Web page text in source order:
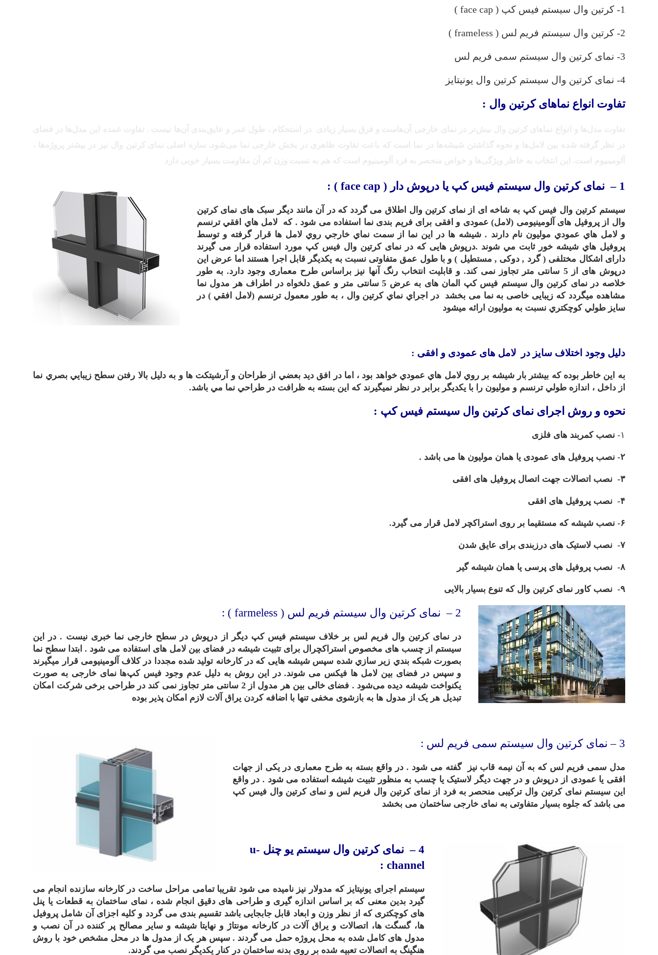
1- کرتین وال سیستم فیس کپ ( face cap )
2- کرتین وال سیستم فریم لس ( frameless )
3- نمای کرتین وال سیستم سمی فریم لس
4- نمای کرتین وال سیستم کرتین وال یونیتایز
تفاوت انواع نماهای کرتین وال :
1 – نمای کرتین والسیستمفیس کپیادرپوش دار ( face cap ) :
سیستم کرتین وال فیس کپ به شاخه ای از نمای کرتین وال اطلاق می گردد که در آن مانند دیگر سبک های نمای کرتین
وال از پروفیل های آلومینیومی (لامل) عمودی و افقی برای فریم بندی نما استفاده می شود . که لامل هاي افقي ترنسم
و لامل هاي عمودي موليون نام دارند . شيشه ها در اين نما از سمت نماي خارجي روي لامل ها قرار گرفته و توسط
پروفيل هاي شيشه خور ثابت مي شوند .درپوش هایی که در نمای کرتین وال فیس کپ مورد استفاده قرار می گیرند
دارای اشکال مختلفی ( گرد , دوکی , مستطیل ) و با طول عمق متفاوتی نسبت به یکدیگر قابل اجرا هستند اما عرض این
درپوش های از 5 سانتی متر تجاوز نمی کند. و قابلیت انتخاب رنگ آنها نیز براساس طرح معماری وجود دارد. به طور
خلاصه در نمای کرتین وال سیستم فیس کپ المان های به عرض 5 سانتی متر و عمق دلخواه در اطراف هر مدول نما
مشاهده میگردد که زیبایی خاصی به نما می بخشد در اجراي نماي کرتين وال ، به طور معمول ترنسم (لامل افقي ) در
سايز طولي کوچکتري نسبت به موليون ارائه ميشود
دلیل وجود اختلاف سايز در لامل های عمودی و افقی :
به اين خاطر بوده که بيشتر بار شيشه بر روي لامل هاي عمودي خواهد بود ، اما در افق ديد بعضي از طراحان و آرشيتکت ها و به دليل بالا رفتن سطح زيبايي بصري نما
از داخل ، اندازه طولي ترنسم و موليون را با يکديگر برابر در نظر نميگيرند که اين بسته به ظرافت در طراحي نما مي باشد.
نحوه و روش اجرای نمای کرتین وال سیستم فیس کپ :
۱- نصب کمربند های فلزی
۲- نصب پروفیل های عمودی یا همان مولیون ها می باشد .
۳- نصب اتصالات جهت اتصال پروفیل های افقی
۴- نصب پروفیل های افقی
۶- نصب شیشه که مستقیما بر روی استراکچر لامل قرار می گیرد.
۷- نصب لاستیک های درزبندی برای عایق شدن
۸- نصب پروفیل های پرسی یا همان شیشه گیر
۹- نصب کاور نمای کرتین وال که تنوع بسیار بالایی
2 – نمای کرتین وال سیستم فریم لس ( farmeless ) :
در نمای کرتین وال فریم لس بر خلاف سیستم فیس کپ دیگر از درپوش در سطح خارجی نما خبری نیست . در این
سیستم از چسب های مخصوص استراکچرال برای تثبیت شیشه در فضای بین لامل های استفاده می شود . ابتدا سطح نما
بصورت شبکه بندي زير سازي شده سپس شیشه هایی که در کارخانه تولید شده مجددا در کلاف آلومینیومی قرار میگیرند
و سپس در فضای بین لامل ها فیکس می شوند. در این روش به دلیل عدم وجود فیس کپ‌ها نمای خارجی به صورت
یکنواخت شیشه دیده می‌شود . فضای خالی بین هر مدول از 2 سانتی متر تجاوز نمی کند در طراحی برخی شرکت امکان
تبدیل هر یک از مدول ها به بازشوی مخفی تنها با اضافه کردن یراق آلات لازم امکان پذیر بوده
3 – نمای کرتین وال سیستم سمی فریم لس :
مدل سمی فریم لس که به آن نیمه قاب نیز گفته می شود . در واقع بسته به طرح معماری در یکی از جهات
افقی یا عمودی از درپوش و در جهت دیگر لاستیک یا چسب به منظور تثبیت شیشه استفاده می شود . در واقع
این سیستم نمای کرتین وال ترکیبی منحصر به فرد از نمای کرتین وال فریم لس و نمای کرتین وال فیس کپ
می باشد که جلوه بسیار متفاوتی به نمای خارجی ساختمان می بخشد
4– نمای کرتین وال سیستم یو چنل u-
channel :
سیستم اجرای یونیتایز که مدولار نیز نامیده می شود تقریبا تمامی مراحل ساخت در کارخانه سازنده انجام می
گیرد بدین معنی که بر اساس اندازه گیری و طراحی های دقیق انجام شده ، نمای ساختمان به قطعات یا پنل
های کوچکتری که از نظر وزن و ابعاد قابل جابجایی باشد تقسیم بندی می گردد و کلیه اجزای آن شامل پروفیل
ها، گسگت ها، اتصالات و یراق آلات در کارخانه مونتاژ و نهایتا شیشه و سایر مصالح پر کننده در آن نصب و
مدول های کامل شده به محل پروژه حمل می گردند . سپس هر یک از مدول ها در محل مشخص خود با روش
هنگینگ به اتصالات تعبیه شده بر روی بدنه ساختمان در کنار یکدیگر نصب می گردند.